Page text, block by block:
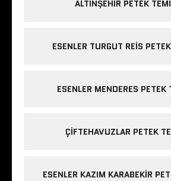
ALTINŞEHIR PETEK
ESENLER TURGUT REIS
ESENLER MENDERES PETEK
ÇIFTEHAVUZLAR PETEK
ESENLER KAZIM KARABEKIR